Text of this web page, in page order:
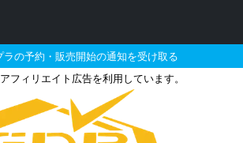
ラの予約・販売開始の通知を受け取る
フィリエイト広告を利用しています。
ンプラの販売・再